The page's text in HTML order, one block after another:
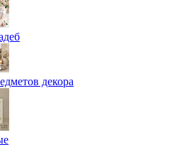
декора